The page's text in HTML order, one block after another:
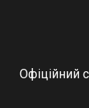
Офіційний